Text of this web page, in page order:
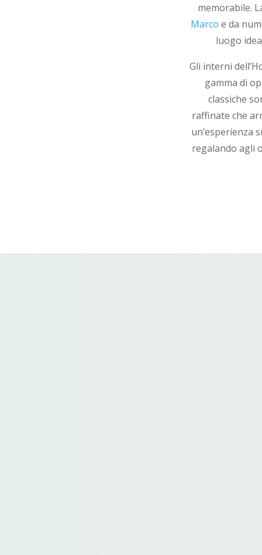
memorabile.
Marco e da
luogo
Gli interni
gamma di
classiche
raffinate che
un’esperienza
regalando agli